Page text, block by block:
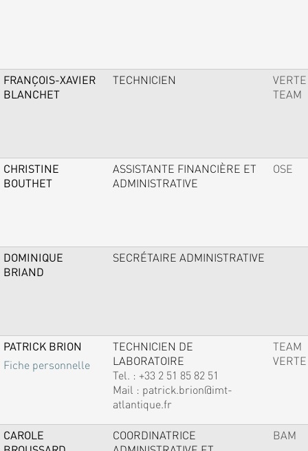
FRANÇOIS-XAVIER
BLANCHET
TECHNICIEN
VERTE
TEAM
CHRISTINE
BOUTHET
ASSISTANTE FINANCIÈRE ET
ADMINISTRATIVE
OSE
DOMINIQUE
BRIAND
SECRÉTAIRE ADMINISTRATIVE
PATRICK BRION
Fiche personnelle
TECHNICIEN DE
LABORATOIRE
Tel. : +33 2 51 85 82 51
Mail : patrick.brion@imt-
atlantique.fr
TEAM
VERTE
CAROLE
COORDINATRICE
BAM